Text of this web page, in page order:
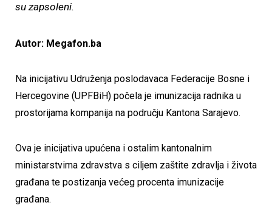
su zapsoleni.
Autor: Megafon.ba
Na inicijativu Udruženja poslodavaca Federacije Bosne i
Hercegovine (UPFBiH) počela je imunizacija radnika u
prostorijama kompanija na području Kantona Sarajevo.
Ova je inicijativa upućena i ostalim kantonalnim
ministarstvima zdravstva s ciljem zaštite zdravlja i života
građana te postizanja većeg procenta imunizacije
građana.